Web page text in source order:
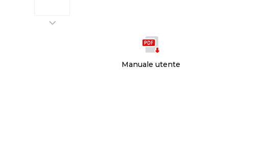
Manuale utente